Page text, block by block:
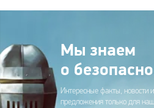
Мы знаем
о
Интересные факты, новости
предложения только для